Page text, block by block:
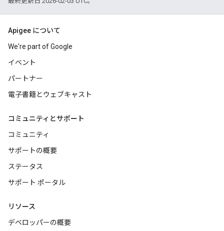
Apigee について
We're part of Google
イベント
パートナー
電子書籍とウェブキャスト
コミュニティとサポート
コミュニティ
サポートの概要
ステータス
サポート ポータル
リソース
デベロッパーの概要